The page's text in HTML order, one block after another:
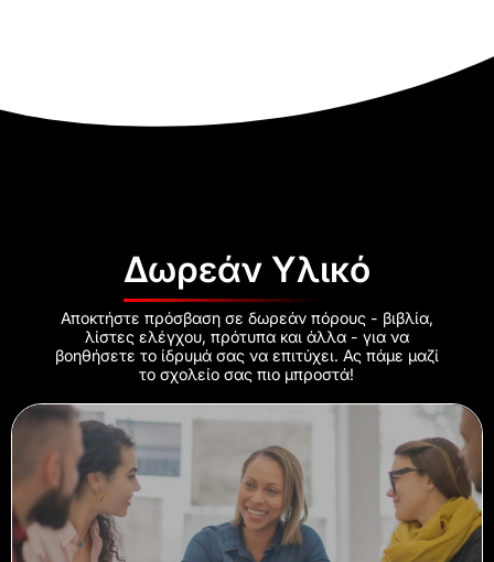
Δωρεάν Υλικό
Αποκτήστε πρόσβαση σε δωρεάν πόρους - βιβλία,
λίστες ελέγχου, πρότυπα και άλλα - για να
βοηθήσετε το ίδρυμά σας να επιτύχει. Ας πάμε μαζί
το σχολείο σας πιο μπροστά!